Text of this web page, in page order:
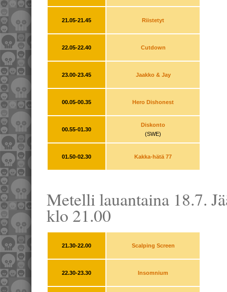
21.05-21.45 Riistetyt
22.05-22.40 Cutdown
23.00-23.45 Jaakko & Jay
00.05-00.35 Hero Dishonest
00.55-01.30
Diskonto
(SWE)
01.50-02.30 Kakka-hätä 77
Metelli lauantaina 18.7.
klo 21.00
21.30-22.00 Scalping Screen
22.30-23.30 Insomnium